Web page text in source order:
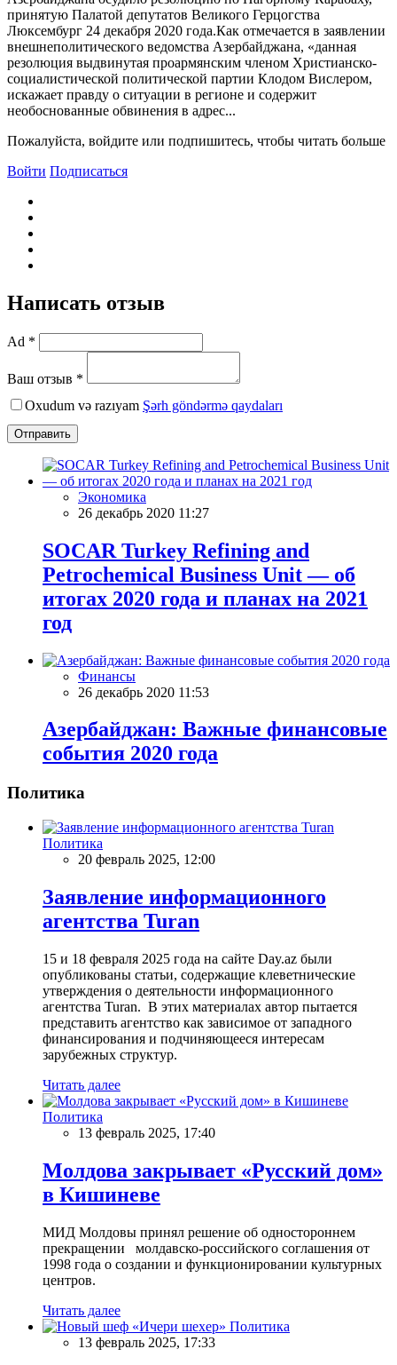
принятую Палатой депутатов Великого Герцогства
Люксембург 24 декабря 2020 года.Как отмечается в заявлении
внешнеполитического ведомства Азербайджана, «данная
резолюция выдвинутая проармянским членом Христианско-
социалистической политической партии Клодом Вислером,
искажает правду о ситуации в регионе и содержит
необоснованные обвинения в адрес...
Пожалуйста, войдите или подпишитесь, чтобы читать больше
Войти Подписаться
Написать отзыв
Ad *
Ваш отзыв *
Oxudum və razıyam Şərh göndərmə qaydaları
Отправить
Экономика
26 декабрь 2020 11:27
SOCAR Turkey Refining and
Petrochemical Business Unit — об
итогах 2020 года и планах на 2021
год
Финансы
26 декабрь 2020 11:53
Азербайджан: Важные финансовые
события 2020 года
Политика
Политика
20 февраль 2025, 12:00
Заявление информационного
агентства Turan
15 и 18 февраля 2025 года на сайте Day.az были
опубликованы статьи, содержащие клеветнические
утверждения о деятельности информационного
агентства Turan. В этих материалах автор пытается
представить агентство как зависимое от западного
финансирования и подчиняющееся интересам
зарубежных структур.
Читать далее
Политика
13 февраль 2025, 17:40
Молдова закрывает «Русский дом»
в Кишиневе
МИД Молдовы принял решение об одностороннем
прекращении молдавско-российского соглашения от
1998 года о создании и функционировании культурных
центров.
Читать далее
Политика
13 февраль 2025, 17:33